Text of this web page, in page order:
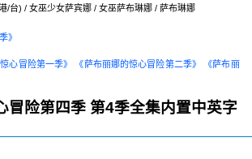
/台) / 女巫少女萨宾娜 / 女巫萨布琳娜 / 萨布琳娜
》
心冒险第一季》 《萨布丽娜的惊心冒险第二季》
《萨布丽
冒险第四季 第4季全集内置中英字